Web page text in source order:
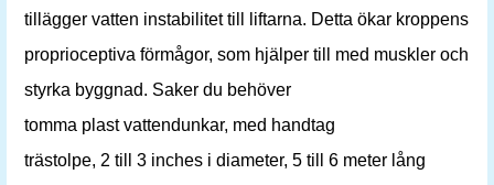
tillägger vatten instabilitet till liftarna. Detta ökar kroppens
proprioceptiva förmågor, som hjälper till med muskler och
styrka byggnad. Saker du behöver
tomma plast vattendunkar, med handtag
trästolpe, 2 till 3 inches i diameter, 5 till 6 meter lång